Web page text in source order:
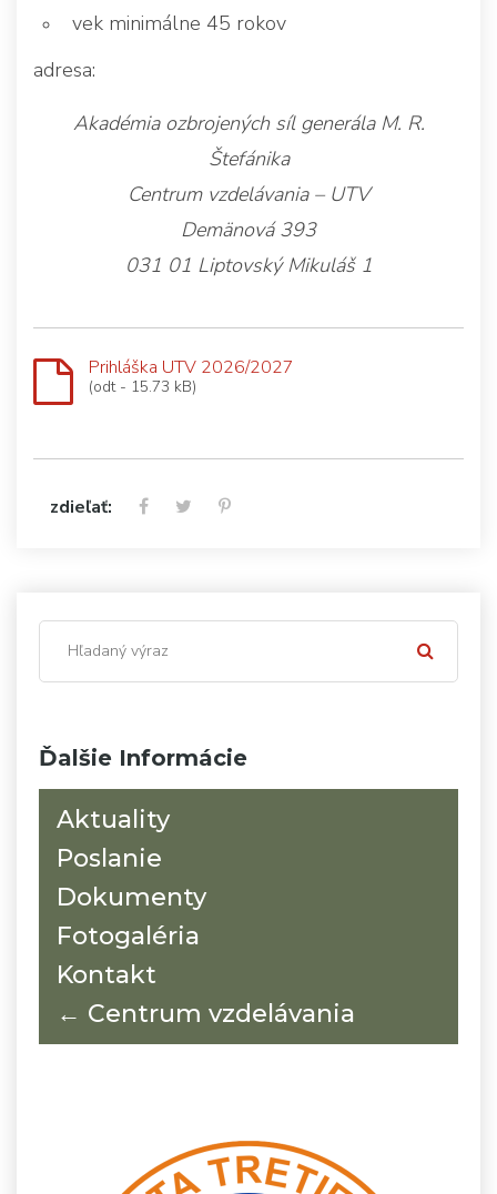
Ďalšie Informácie
Aktuality
Poslanie
Dokumenty
Fotogaléria
Kontakt
← Centrum vzdelávania
vek minimálne 45 rokov
adresa:
Akadémia ozbrojených síl generála M. R.
Štefánika
Centrum vzdelávania – UTV
Demänová 393
031 01 Liptovský Mikuláš 1
Prihláška UTV 2026/2027
(odt - 15.73 kB)
zdieľať: